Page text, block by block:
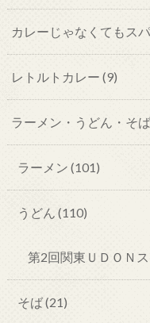
カレーじゃなくてもス
レトルトカレー (9)
ラーメン・うどん・そ
ラーメン (101)
うどん (110)
第2回関東ＵＤＯＮ
そば(21)